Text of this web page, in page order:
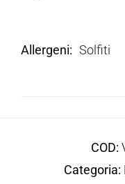
Allergeni Solfiti
COD:
Categoria: